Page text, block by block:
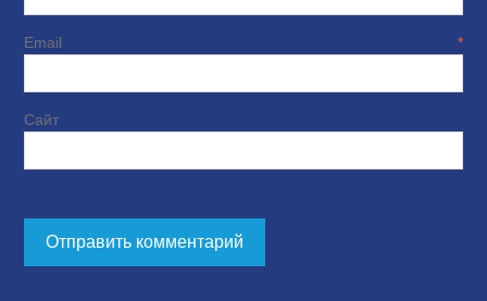
Email*
Сайт